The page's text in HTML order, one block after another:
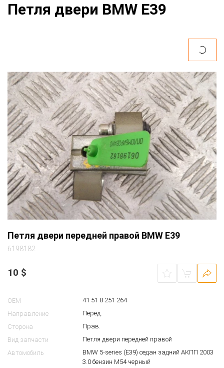
Петля двери BMW E39
Петля двери передней правой BMW E39
6198182
10 $
OEM
41 51 8 251 264
Направление
Перед.
Сторона
Прав.
Вид запчасти
Петля двери передней правой
Автомобиль
BMW 5-series (E39) седан задний АКПП 2003
3.0 бензин M54 черный